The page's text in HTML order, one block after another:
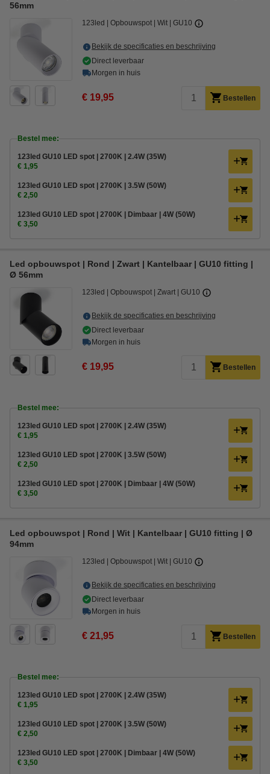
56mm
123led Opbouwspot Wit GU10
Bekijk de specificaties en beschrijving
Direct leverbaar
Morgen in huis
€ 19,95 Bestellen
Bestel mee:
123led GU10 LED spot | 2700K | 2.4W (35W)
€ 1,95
123led GU10 LED spot | 2700K | 3.5W (50W)
€ 2,50
123led GU10 LED spot | 2700K | Dimbaar | 4W (50W)
€ 3,50
Led opbouwspot | Rond | Zwart | Kantelbaar | GU10 fitting |
Ø 56mm
123led Opbouwspot Zwart GU10
Bekijk de specificaties en beschrijving
Direct leverbaar
Morgen in huis
€ 19,95 Bestellen
Bestel mee:
123led GU10 LED spot | 2700K | 2.4W (35W)
€ 1,95
123led GU10 LED spot | 2700K | 3.5W (50W)
€ 2,50
123led GU10 LED spot | 2700K | Dimbaar | 4W (50W)
€ 3,50
Led opbouwspot | Rond | Wit | Kantelbaar | GU10 fitting | Ø
94mm
123led Opbouwspot Wit GU10
Bekijk de specificaties en beschrijving
Direct leverbaar
Morgen in huis
€ 21,95 Bestellen
Bestel mee:
123led GU10 LED spot | 2700K | 2.4W (35W)
€ 1,95
123led GU10 LED spot | 2700K | 3.5W (50W)
€ 2,50
123led GU10 LED spot | 2700K | Dimbaar | 4W (50W)
€ 3,50